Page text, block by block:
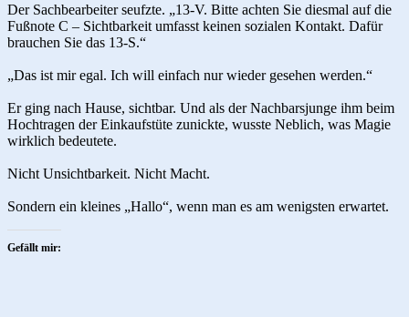
Der Sachbearbeiter seufzte. „13-V. Bitte achten Sie diesmal auf die
Fußnote C – Sichtbarkeit umfasst keinen sozialen Kontakt. Dafür
brauchen Sie das 13-S.“
„Das ist mir egal. Ich will einfach nur wieder gesehen werden.“
Er ging nach Hause, sichtbar. Und als der Nachbarsjunge ihm beim
Hochtragen der Einkaufstüte zunickte, wusste Neblich, was Magie
wirklich bedeutete.
Nicht Unsichtbarkeit. Nicht Macht.
Sondern ein kleines „Hallo“, wenn man es am wenigsten erwartet.
Gefällt mir: